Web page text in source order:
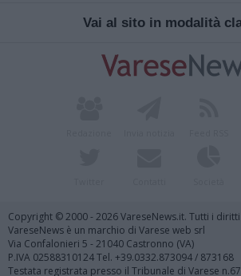
Vai al sito in modalità
Copyright © 2000 - 2026 VareseNews.it. Tutti i
VareseNews è un marchio di Varese web srl
Via Confalonieri 5 - 21040 Castronno (VA)
P.IVA 02588310124 Tel. +39.0332.873094 / 873168
Testata registrata presso il Tribunale di Varese